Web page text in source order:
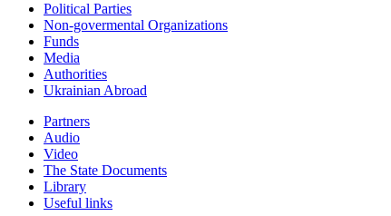
Political Parties
Non-govermental Organizations
Funds
Мedia
Authorities
Ukrainian Abroad
Partners
Audio
Video
The State Documents
Library
Useful links